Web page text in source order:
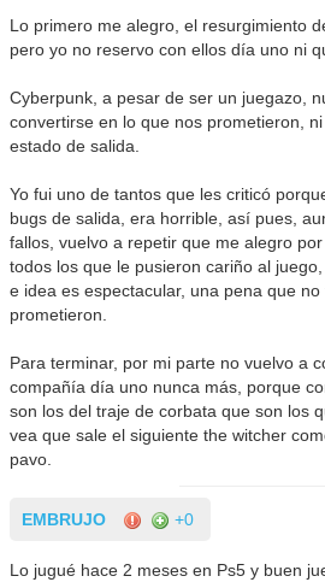
Lo primero me alegro, el resurgimiento
pero yo no reservo con ellos día uno ni
Cyberpunk, a pesar de ser un juegazo,
convertirse en lo que nos prometieron,
estado de salida.
Yo fui uno de tantos que les criticó
bugs de salida, era horrible, así pues,
fallos, vuelvo a repetir que me alegro
todos los que le pusieron cariño al
e idea es espectacular, una pena que
prometieron.
Para terminar, por mi parte no vuelvo a
compañía día uno nunca más, porque
son los del traje de corbata que son los
vea que sale el siguiente the witcher
pavo.
EMBRUJO +0
Lo jugué hace 2 meses en Ps5 y buen